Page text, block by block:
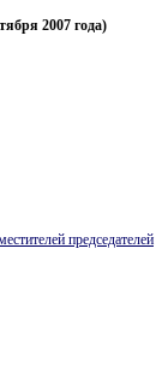
2007 года)
председателей